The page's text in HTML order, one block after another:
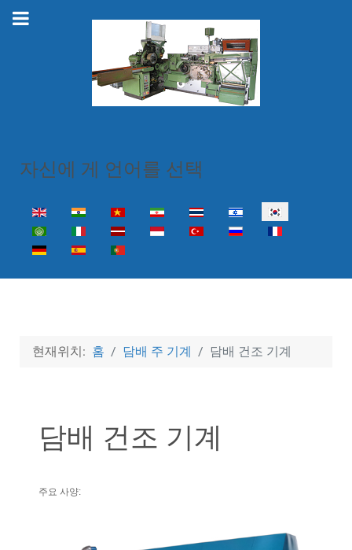
자신에 게 언어를 선택
Select your language
현재위치: 홈 담배 주 기계 담배 건조 기계
담배 건조 기계
주요 사양: